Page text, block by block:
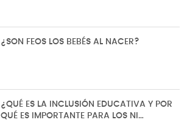
¿SON FEOS LOS BEBÉS AL NACER?
¿QUÉ ES LA INCLUSIÓN EDUCATIVA Y POR
QUÉ ES IMPORTANTE PARA LOS NI…